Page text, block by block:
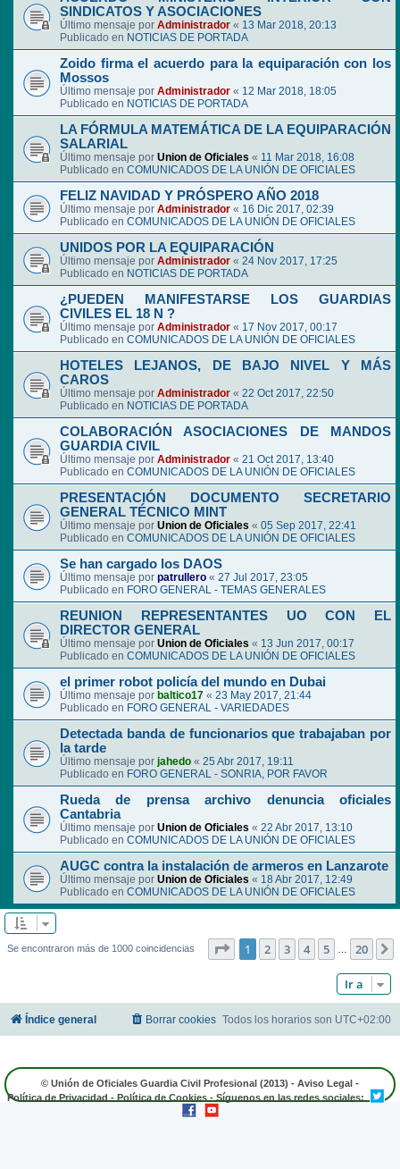
SINDICATOS Y ASOCIACIONES
Último mensaje por Administrador « 13 Mar 2018, 20:13
Publicado en NOTICIAS DE PORTADA
Zoido firma el acuerdo para la equiparación con los
Mossos
Último mensaje por Administrador « 12 Mar 2018, 18:05
Publicado en NOTICIAS DE PORTADA
LA FÓRMULA MATEMÁTICA DE LA EQUIPARACIÓN
SALARIAL
Último mensaje por Union de Oficiales « 11 Mar 2018, 16:08
Publicado en COMUNICADOS DE LA UNIÓN DE OFICIALES
FELIZ NAVIDAD Y PRÓSPERO AÑO 2018
Último mensaje por Administrador « 16 Dic 2017, 02:39
Publicado en COMUNICADOS DE LA UNIÓN DE OFICIALES
UNIDOS POR LA EQUIPARACIÓN
Último mensaje por Administrador « 24 Nov 2017, 17:25
Publicado en NOTICIAS DE PORTADA
¿PUEDEN MANIFESTARSE LOS GUARDIAS
CIVILES EL 18 N ?
Último mensaje por Administrador « 17 Nov 2017, 00:17
Publicado en COMUNICADOS DE LA UNIÓN DE OFICIALES
HOTELES LEJANOS, DE BAJO NIVEL Y MÁS
CAROS
Último mensaje por Administrador « 22 Oct 2017, 22:50
Publicado en NOTICIAS DE PORTADA
COLABORACIÓN ASOCIACIONES DE MANDOS
GUARDIA CIVIL
Último mensaje por Administrador « 21 Oct 2017, 13:40
Publicado en COMUNICADOS DE LA UNIÓN DE OFICIALES
PRESENTACIÓN DOCUMENTO SECRETARIO
GENERAL TÉCNICO MINT
Último mensaje por Union de Oficiales « 05 Sep 2017, 22:41
Publicado en COMUNICADOS DE LA UNIÓN DE OFICIALES
Se han cargado los DAOS
Último mensaje por patrullero « 27 Jul 2017, 23:05
Publicado en FORO GENERAL - TEMAS GENERALES
REUNION REPRESENTANTES UO CON EL
DIRECTOR GENERAL
Último mensaje por Union de Oficiales « 13 Jun 2017, 00:17
Publicado en COMUNICADOS DE LA UNIÓN DE OFICIALES
el primer robot policía del mundo en Dubai
Último mensaje por baltico17 « 23 May 2017, 21:44
Publicado en FORO GENERAL - VARIEDADES
Detectada banda de funcionarios que trabajaban por
la tarde
Último mensaje por jahedo « 25 Abr 2017, 19:11
Publicado en FORO GENERAL - SONRIA, POR FAVOR
Rueda de prensa archivo denuncia oficiales
Cantabria
Último mensaje por Union de Oficiales « 22 Abr 2017, 13:10
Publicado en COMUNICADOS DE LA UNIÓN DE OFICIALES
AUGC contra la instalación de armeros en Lanzarote
Último mensaje por Union de Oficiales « 18 Abr 2017, 12:49
Publicado en COMUNICADOS DE LA UNIÓN DE OFICIALES
Se encontraron más de 1000 coincidencias Página de 20
1 2 3 4 5 … 20
Ir a
Índice general Todos los horarios son UTC+02:00
Borrar cookies
© Unión de Oficiales Guardia Civil Profesional (2013) - Aviso Legal -
Política de Privacidad-Política de Cookies- Síguenos en las redes sociales: